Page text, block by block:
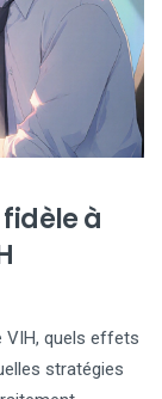
à
VIH, quels effets
stratégies